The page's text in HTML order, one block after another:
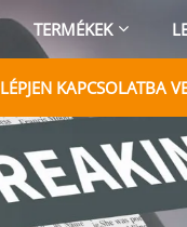
TERMÉKEK
LÉPJEN KAPCSOLATBA